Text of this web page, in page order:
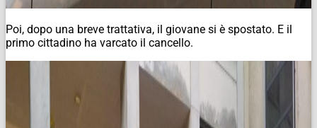
Poi, dopo una breve trattativa, il giovane si è spostato. E il
primo cittadino ha varcato il cancello.